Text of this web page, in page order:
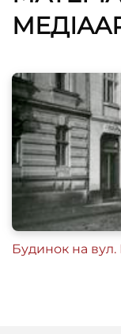
Будинок на